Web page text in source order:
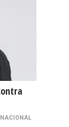
NACIONAL